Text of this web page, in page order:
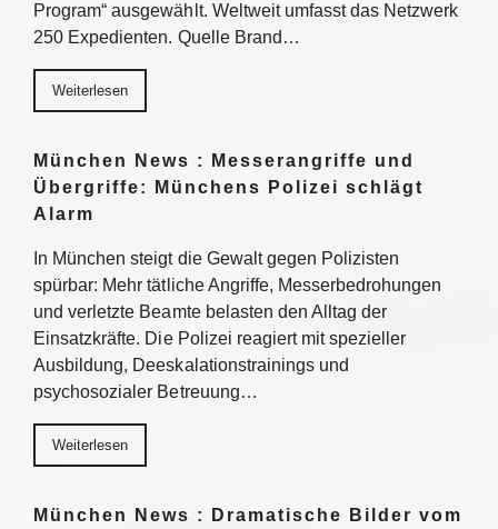
Program“ ausgewählt. Weltweit umfasst das Netzwerk
250 Expedienten. Quelle Brand…
Weiterlesen
München News : Messerangriffe und
Übergriffe: Münchens Polizei schlägt
Alarm
In München steigt die Gewalt gegen Polizisten
spürbar: Mehr tätliche Angriffe, Messerbedrohungen
und verletzte Beamte belasten den Alltag der
Einsatzkräfte. Die Polizei reagiert mit spezieller
Ausbildung, Deeskalationstrainings und
psychosozialer Betreuung…
Weiterlesen
München News : Dramatische Bilder vom